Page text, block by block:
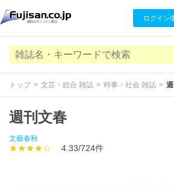
ログイン/
トップ 文芸・総合 雑誌 時事・社会 雑誌
週刊文春
文藝春秋
★★★★☆ 4.33/724件